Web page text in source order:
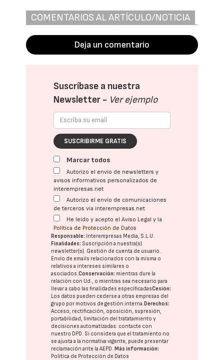
COMENTARIOS AL ARTÍCULO/NOTICIA
Deja un comentario
Suscríbase a nuestra
Newsletter - Ver ejemplo
SUSCRIBIRME GRATIS
Marcar todos
Autorizo el envío de newsletters y
avisos informativos personalizados de
interempresas.net
Autorizo el envío de comunicaciones
de terceros vía interempresas.net
He leído y acepto elAviso Legal y la
Política de Protección de Datos
Responsable: Interempresas Media, S.L.U.
Finalidades: Suscripción a nuestra(s)
newsletter(s). Gestión de cuenta de usuario.
Envío de emails relacionados con la misma o
relativos a intereses similares o
asociados.Conservación: mientras dure la
relación con Ud., o mientras sea necesario para
llevar a cabo las finalidades especificadasCesión:
Los datos pueden cederse a otras empresas del
grupo por motivos de gestión interna.Derechos:
Acceso, rectificación, oposición, supresión,
portabilidad, limitación del tratatamiento y
decisiones automatizadas: contacte con
nuestro DPD. Si considera que el tratamiento no
se ajusta a la normativa vigente, puede presentar
reclamación ante laAEPD.Más información:
Política de Protección de Datos